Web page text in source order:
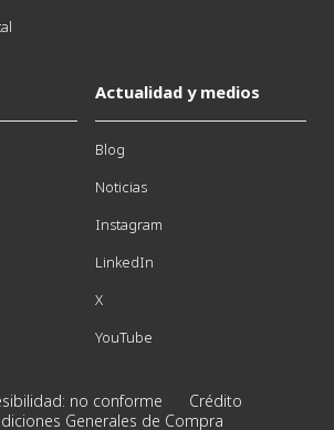
Actualidad y medios
Blog
Noticias
Instagram
LinkedIn
X
YouTube
no conforme
Crédito
Generales de Compra